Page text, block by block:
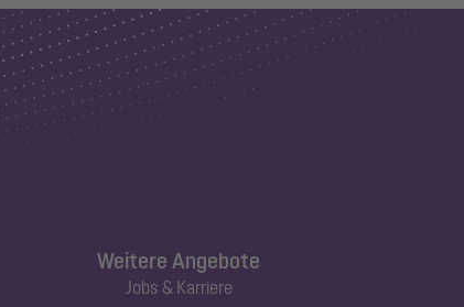
Weitere Angebote
Jobs & Karriere